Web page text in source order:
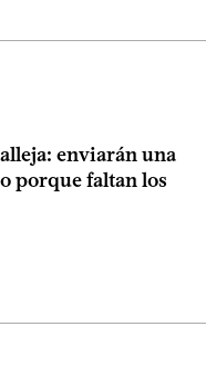
enviarán una
porque faltan los